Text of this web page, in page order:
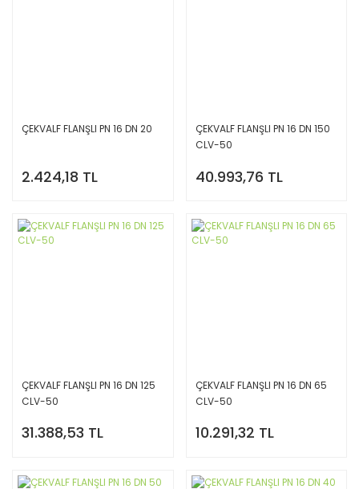
ÇEKVALF FLANŞLI PN 16 DN 20
2.424,18 TL
ÇEKVALF FLANŞLI PN 16 DN 150
CLV-50
40.993,76 TL
ÇEKVALF FLANŞLI PN 16 DN 125
CLV-50
31.388,53 TL
ÇEKVALF FLANŞLI PN 16 DN 65
CLV-50
10.291,32 TL